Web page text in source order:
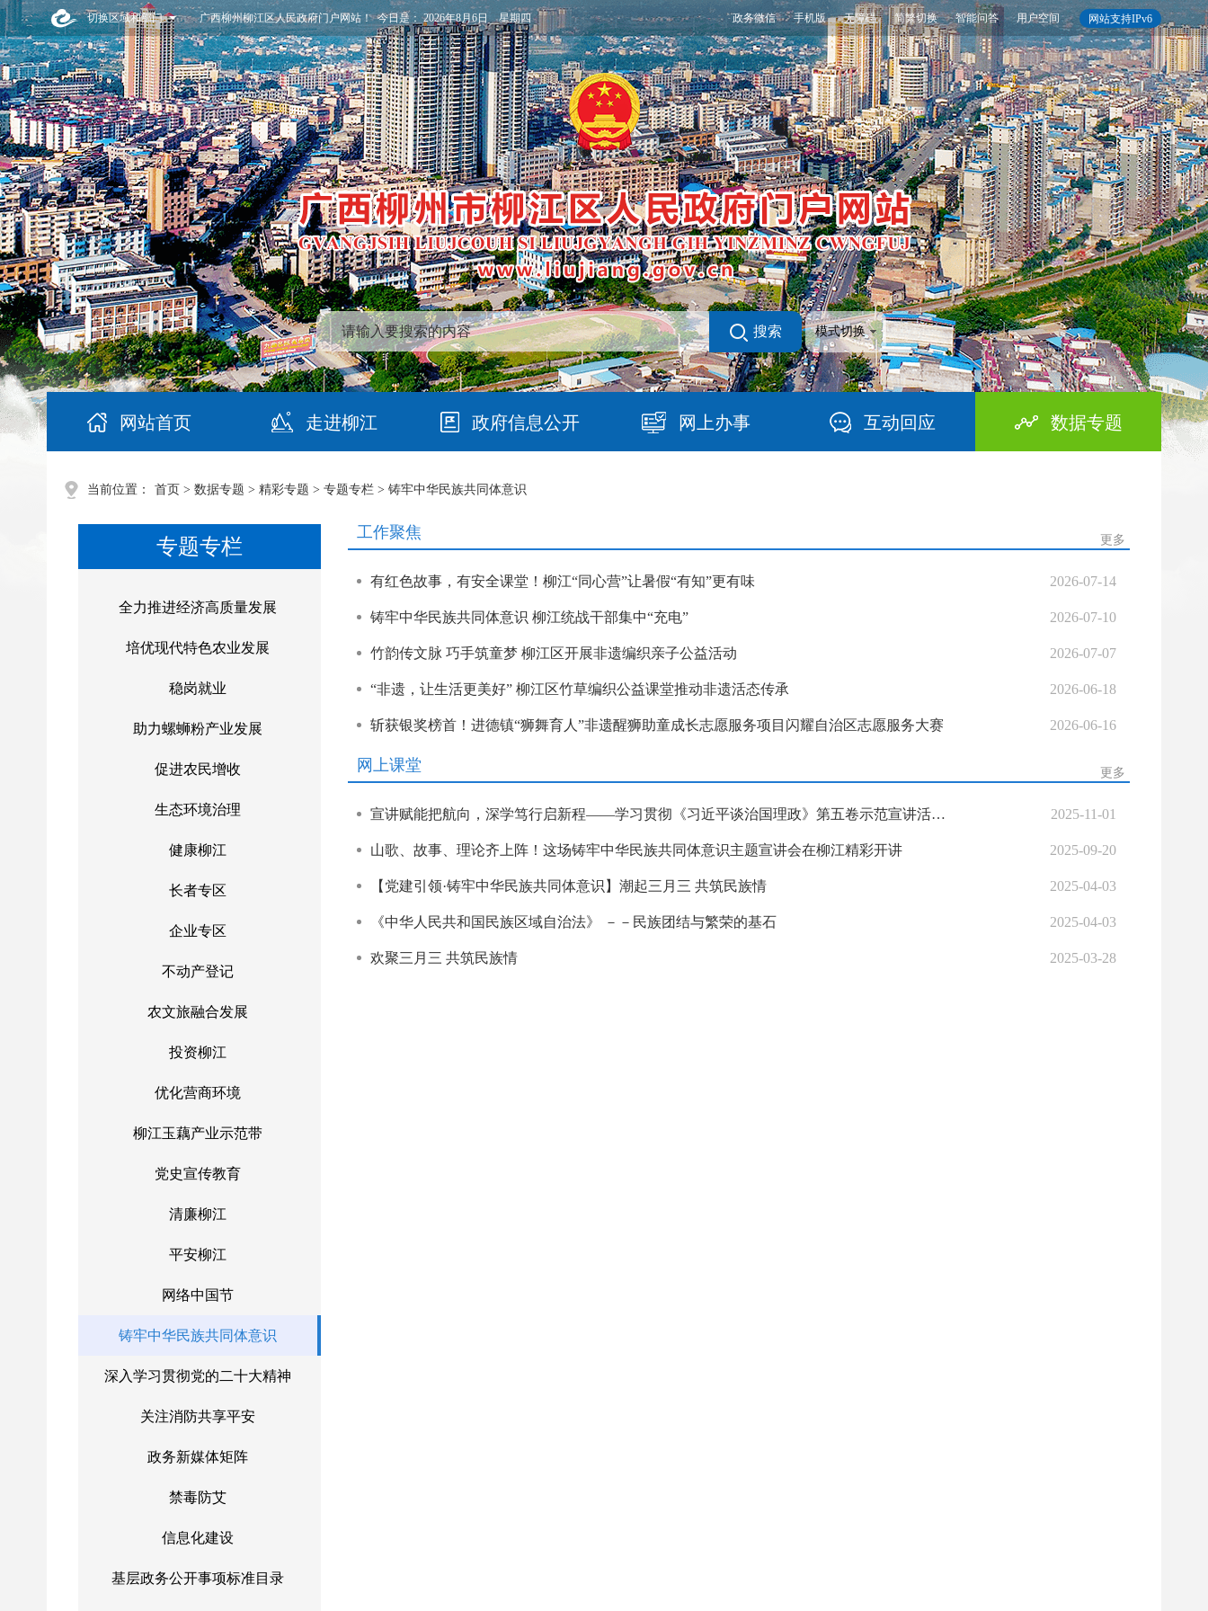
切换区域和部门 网站支持IPv6
政务微信 手机版 无障碍 简繁切换 智能问答 用户空间
广西柳州柳江区人民政府门户网站！ 今日是：2026年8月6日 星期四
搜索 模式切换
网站首页 走进柳江 政府信息公开 网上办事 互动回应 数据专题
当前位置： 首页 > 数据专题 > 精彩专题 > 专题专栏 > 铸牢中华民族共同体意识
专题专栏
全力推进经济高质量发展
培优现代特色农业发展
稳岗就业
助力螺蛳粉产业发展
促进农民增收
生态环境治理
健康柳江
长者专区
企业专区
不动产登记
农文旅融合发展
投资柳江
优化营商环境
柳江玉藕产业示范带
党史宣传教育
清廉柳江
平安柳江
网络中国节
铸牢中华民族共同体意识
深入学习贯彻党的二十大精神
关注消防共享平安
政务新媒体矩阵
禁毒防艾
信息化建设
基层政务公开事项标准目录
工作聚焦 更多
有红色故事，有安全课堂！柳江“同心营”让暑假“有知”更有味 2026-07-14
铸牢中华民族共同体意识 柳江统战干部集中“充电” 2026-07-10
竹韵传文脉 巧手筑童梦 柳江区开展非遗编织亲子公益活动 2026-07-07
“非遗，让生活更美好” 柳江区竹草编织公益课堂推动非遗活态传承 2026-06-18
斩获银奖榜首！进德镇“狮舞育人”非遗醒狮助童成长志愿服务项目闪耀自治区志愿服务大赛 2026-06-16
网上课堂 更多
宣讲赋能把航向，深学笃行启新程——学习贯彻《习近平谈治国理政》第五卷示范宣讲活动走进柳江区百朋镇 2025-11-01
山歌、故事、理论齐上阵！这场铸牢中华民族共同体意识主题宣讲会在柳江精彩开讲 2025-09-20
【党建引领·铸牢中华民族共同体意识】潮起三月三 共筑民族情 2025-04-03
《中华人民共和国民族区域自治法》 －－民族团结与繁荣的基石 2025-04-03
欢聚三月三 共筑民族情 2025-03-28